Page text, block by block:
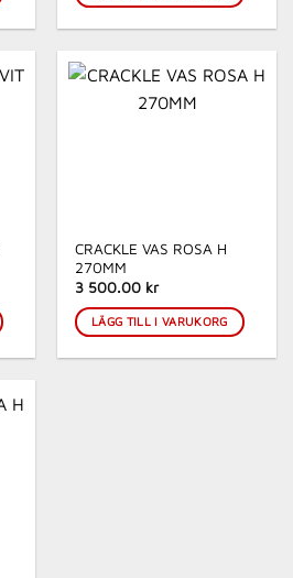
CRACKLE VAS ROSA H
270MM
3 500.00 kr
LÄGG TILL I VARUKORG